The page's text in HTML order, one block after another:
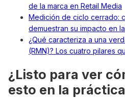
de la marca en Retail Media
Medición de ciclo cerrado:
demuestran su impacto en
¿Qué caracteriza a una
(RMN)? Los cuatro pilares
¿Listo para ver
esto en la